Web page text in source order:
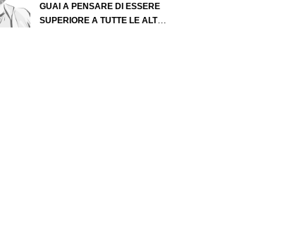
GUAI A PENSARE DI ESSERE
SUPERIORE A TUTTE LE ALTRE